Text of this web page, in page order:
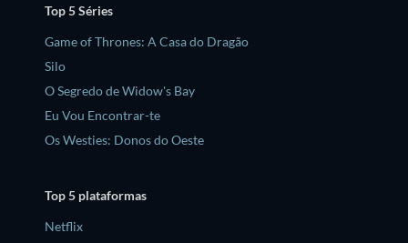
Top 5 Séries
Game of Thrones: A Casa do Dragão
Silo
O Segredo de Widow's Bay
Eu Vou Encontrar-te
Os Westies: Donos do Oeste
Top 5 plataformas
Netflix